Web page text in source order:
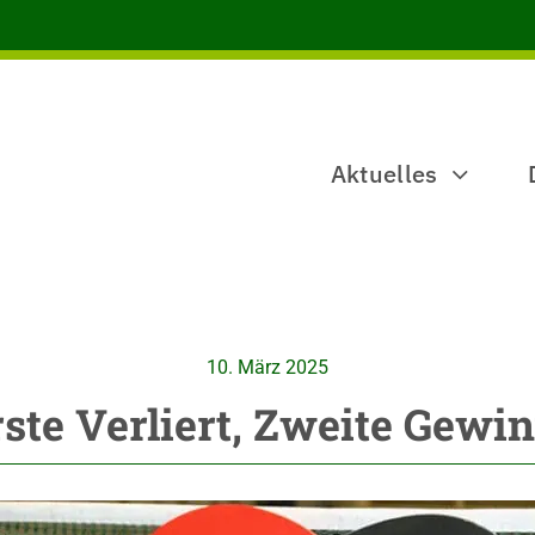
Aktuelles
10. März 2025
Verliert, Zweite